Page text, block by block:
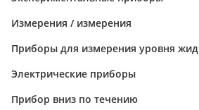
Измерения / измерения
Приборы для измерения уровня жид
кости / вещества
Электрические приборы
Прибор вниз по течению